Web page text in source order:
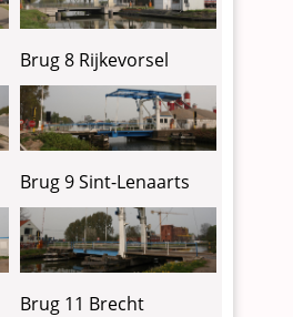
Brug 8 Rijkevorsel
Brug 9 Sint-Lenaarts
Brug 11 Brecht